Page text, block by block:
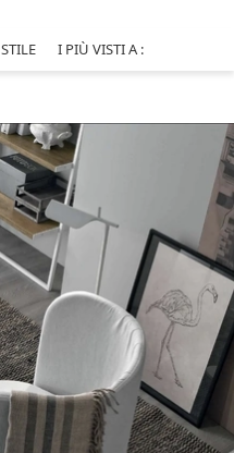
STILE I PIÙ VISTI A :